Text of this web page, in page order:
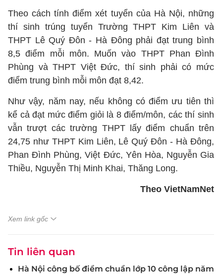
Theo cách tính điểm xét tuyển của Hà Nội, những
thí sinh trúng tuyển Trường THPT Kim Liên và
THPT Lê Quý Đôn - Hà Đông phải đạt trung bình
8,5 điểm mỗi môn. Muốn vào THPT Phan Đình
Phùng và THPT Việt Đức, thí sinh phải có mức
điểm trung bình mỗi môn đạt 8,42.
Như vậy, năm nay, nếu không có điểm ưu tiên thì
kể cả đạt mức điểm giỏi là 8 điểm/môn, các thí sinh
vẫn trượt các trường THPT lấy điểm chuẩn trên
24,75 như THPT Kim Liên, Lê Quý Đôn - Hà Đông,
Phan Đình Phùng, Việt Đức, Yên Hòa, Nguyễn Gia
Thiều, Nguyễn Thị Minh Khai, Thăng Long.
Theo VietNamNet
Xem link gốc
Tin liên quan
Hà Nội công bố điểm chuẩn lớp 10 công lập năm